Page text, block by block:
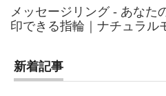
新着記事